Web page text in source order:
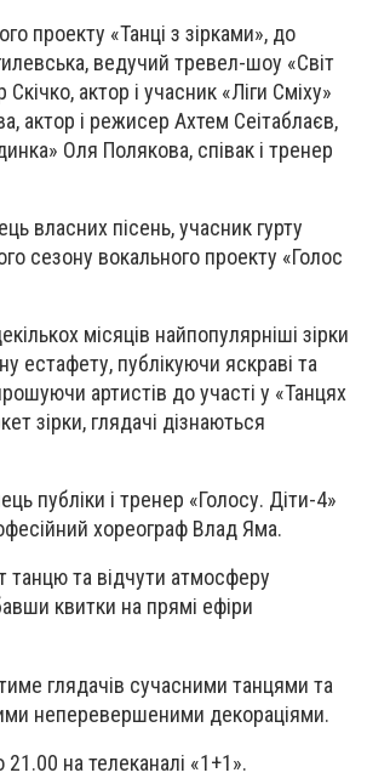
проекту «Танці з зірками», до
ведучий тревел-шоу «Світ
актор і учасник «Ліги Сміху»
актор і режисер Ахтем Сеітаблаєв,
Оля Полякова, співак і тренер
власних пісень, учасник гурту
сезону вокального проекту «Голос
місяців найпопулярніші зірки
естафету, публікуючи яскраві та
артистів до участі у «Танцях
зірки, глядачі дізнаються
публіки і тренер «Голосу. Діти-4»
хореограф Влад Яма.
танцю та відчути атмосферу
квитки на прямі ефіри
глядачів сучасними танцями та
неперевершеними декораціями.
на телеканалі «1+1».